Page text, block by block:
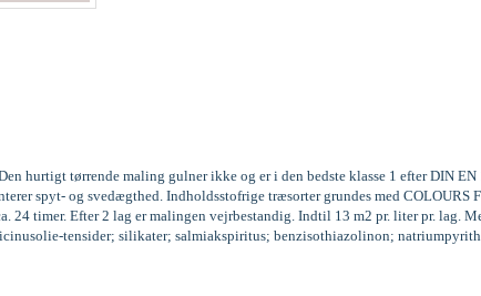
hurtigt tørrende maling gulner ikke og er i den bedste klasse 1 efter DIN
spyt- og svedægthed. Indholdsstofrige træsorter grundes med COLOURS
24 timer. Efter 2 lag er malingen vejrbestandig. Indtil 13 m2 pr. liter pr. lag.
tensider; silikater; salmiakspiritus; benzisothiazolinon;